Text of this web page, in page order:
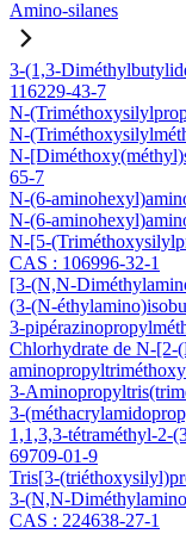
Amino-silanes
3-(1,3-
116229-43-7
N-
N-
N-
65-7
N-(6-
N-(6-
N-[5-
CAS : 106996-32-1
[3-(N,N-
(3-(N-
3-
Chlorhydrate de N-
3-
3-
1,1,3,3-tétraméthyl-2-
69709-01-9
Tris[3-
3-(N,N-
CAS : 224638-27-1